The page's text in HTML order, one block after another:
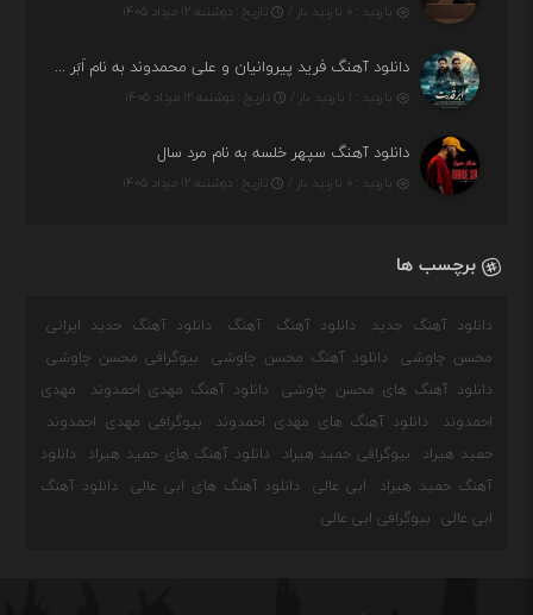
بازدید : ۰ بازدید بار / تاریخ : دوشنبه ۱۲ مرداد ۱۴۰۵
دانلود آهنگ فرید پیروانیان و علی محمدوند به نام اَبَر قدرت
بازدید : ۱ بازدید بار / تاریخ : دوشنبه ۱۲ مرداد ۱۴۰۵
دانلود آهنگ سپهر خلسه به نام مرد سال
بازدید : ۰ بازدید بار / تاریخ : دوشنبه ۱۲ مرداد ۱۴۰۵
برچسب ها
دانلود آهنگ جدید دانلود آهنگ آهنگ
دانلود آهنگ جدید ایرانی
محسن چاوشی
دانلود آهنگ محسن چاوشی
بیوگرافی محسن چاوشی
دانلود آهنگ های محسن چاوشی
دانلود آهنگ مهدی احمدوند
مهدی
احمدوند
دانلود آهنگ های مهدی احمدوند
بیوگرافی مهدی احمدوند
حمید هیراد
بیوگرافی حمید هیراد دانلود آهنگ های حمید هیراد
دانلود
آهنگ حمید هیراد
ابی عالی دانلود آهنگ های ابی عالی
دانلود آهنگ
ابی عالی
بیوگرافی ابی عالی